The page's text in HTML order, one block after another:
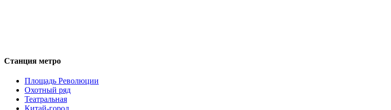
Станция метро
Площадь Революции
Охотный ряд
Театральная
Китай-город